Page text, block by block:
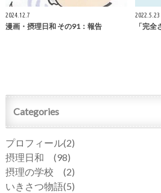
2024.12.7
漫画・摂理日和 その91：報告
2022.5.23
「完
Categories
プロフィール(2)
摂理日和 (98)
摂理の学校 (2)
いきさつ物語(5)